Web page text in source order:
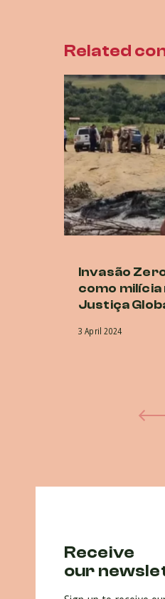
Related
Invasão
como
Justiça
3 April 2024
Receive
our